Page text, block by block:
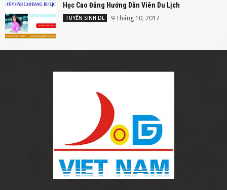
Học Cao Đẳng Hướng Dẫn Viên Du Lịch
TUYỂN SINH DL 9 Tháng 10, 2017